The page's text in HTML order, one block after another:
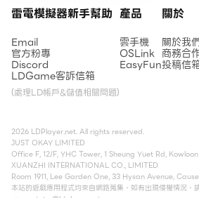
雷電模擬器新手幫助
Email
官方粉專
Discord
LDGame客訴信箱
(處理LD帳戶&儲值相關問題)
產品
雲手機
OSLink
EasyFun
關於
關於我
商務合
投稿信
2026 LDPlayer.net. All rights reserved.
JUST OKAY LIMITED
Office F, 12/F, YHC Tower, 1 Sheung Yuet Rd,
XUANZHI INTERNATIONAL CO., LIMITED
Room 1911, Lee Garden One, 33 Hysan Avenue,
本站的遊戲應用程式均來自網路蒐集，如有出現侵權情況，